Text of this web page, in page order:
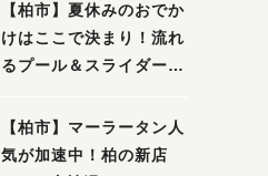
【柏市】夏休みのおでか
けはここで決まり！流れ
るプール＆スライダーに
ル」を親子で満喫してき
ました！
【柏市】マーラータン人
気が加速中！柏の新店